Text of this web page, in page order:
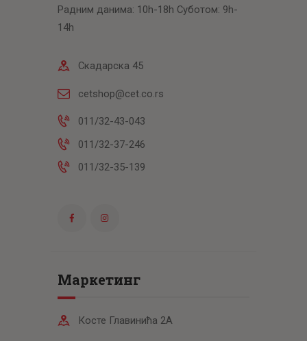
Радним данима: 10h-18h Суботом: 9h-
14h
Скадарска 45
cetshop@cet.co.rs
011/32-43-043
011/32-37-246
011/32-35-139
Маркетинг
Косте Главинића 2А